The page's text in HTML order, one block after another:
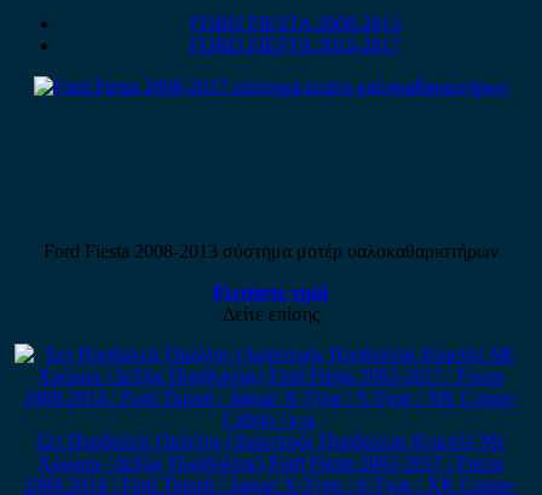
FORD FIESTA 2008-2013
FORD FIESTA 2013-2017
Ford Fiesta 2008-2013 σύστημα μοτέρ υαλοκαθαριστήρων
Ρωτήστε τιμή
Δείτε επίσης
Σετ Προβολείς Ομίχλης (Αριστερός Προβολέας Κομπλέ Με
Χρώμιο / Δεξίος Προβολέας) Ford Fiesta 2002-2017 / Focus
2008-2014 / Ford Transit / Jaguar X-Type / S-Type / XK Coupe-